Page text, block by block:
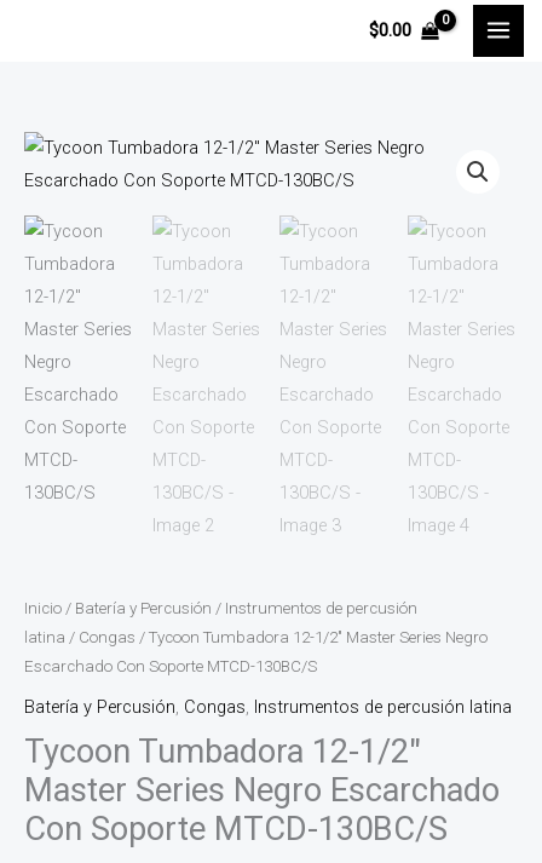
$0.00
Inicio / Batería y Percusión / Instrumentos de percusión
latina / Congas / Tycoon Tumbadora 12-1/2″ Master Series Negro
Escarchado Con Soporte MTCD-130BC/S
Batería y Percusión, Congas, Instrumentos de percusión latina
Tycoon Tumbadora 12-1/2″
Master Series Negro Escarchado
Con Soporte MTCD-130BC/S
Tycoon
Tumbadora
12-
1/2"
Master
Series
Negro
Escarchado
Con
Soporte
MTCD-
130BC/S